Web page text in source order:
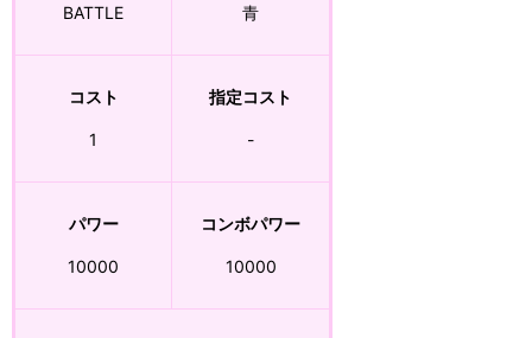
BATTLE 青
コスト
1
指定コスト
-
パワー
10000
コンボパワー
10000